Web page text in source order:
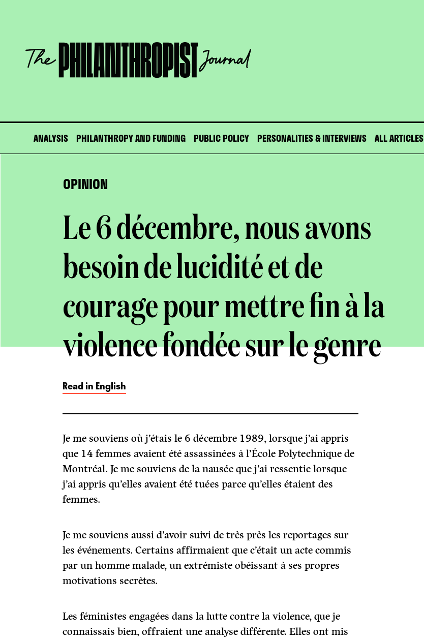
The
Philanthropist
Journal
ANALYSIS PHILANTHROPY AND FUNDING PUBLIC POLICY PERSONALITIES & INTERVIEWS ALL ARTICLES
OPINION
Le 6 décembre, nous avons
besoin de lucidité et de
courage pour mettre fin à la
violence fondée sur le genre
Read in English
Je me souviens où j’étais le 6 décembre 1989, lorsque j’ai appris
que 14 femmes avaient été assassinées à l’École Polytechnique de
Montréal. Je me souviens de la nausée que j’ai ressentie lorsque
j’ai appris qu’elles avaient été tuées parce qu’elles étaient des
femmes.
Je me souviens aussi d’avoir suivi de très près les reportages sur
les événements. Certains affirmaient que c’était un acte commis
par un homme malade, un extrémiste obéissant à ses propres
motivations secrètes.
Les féministes engagées dans la lutte contre la violence, que je
connaissais bien, offraient une analyse différente. Elles ont mis